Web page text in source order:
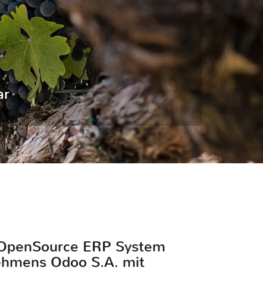
ERP System
Odoo S.A. mit